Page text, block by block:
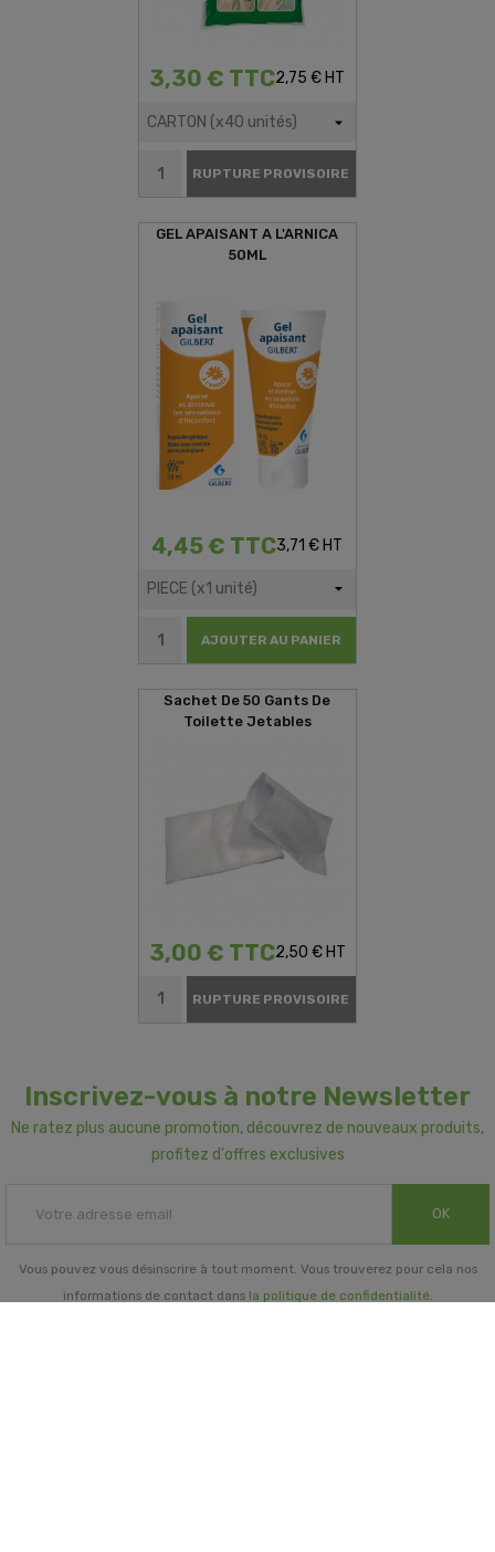
3,30 € TTC2,75 € HT
RUPTURE PROVISOIRE
GEL APAISANT A L'ARNICA
50ML
4,45 € TTC3,71 € HT
AJOUTER AU PANIER
Sachet De 50 Gants De
Toilette Jetables
3,00 € TTC2,50 € HT
RUPTURE PROVISOIRE
Inscrivez-vous à notre Newsletter
Ne ratez plus aucune promotion, découvrez de nouveaux produits,
profitez d'offres exclusives
OK
Vous pouvez vous désinscrire à tout moment. Vous trouverez pour cela nos
informations de contact dans la politique de confidentialité.